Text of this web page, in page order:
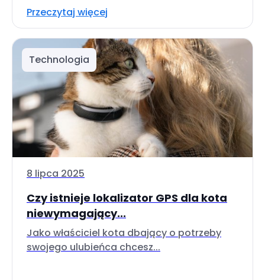
Przeczytaj więcej
Technologia
8 lipca 2025
Czy istnieje lokalizator GPS dla kota
niewymagający...
Jako właściciel kota dbający o potrzeby
swojego ulubieńca chcesz...